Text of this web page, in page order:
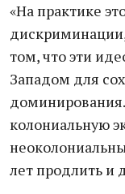
«На практике
том, что эти
Западом для
колониальную
лет продлить и